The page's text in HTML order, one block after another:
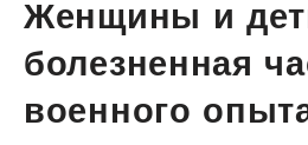
Женщины и
болезненная
военного